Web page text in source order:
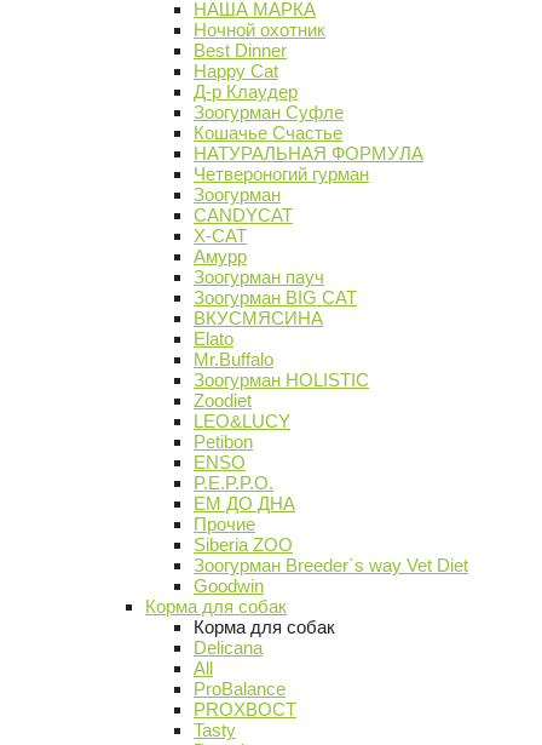
НАША МАРКА
Ночной охотник
Best Dinner
Happy Cat
Д-р Клаудер
Зоогурман Суфле
Кошачье Счастье
НАТУРАЛЬНАЯ ФОРМУЛА
Четвероногий гурман
Зоогурман
CANDYCAT
X-CAT
Амурр
Зоогурман пауч
Зоогурман BIG CAT
ВКУСМЯСИНА
Elato
Mr.Buffalo
Зоогурман HOLISTIC
Zoodiet
LEO&LUCY
Petibon
ENSO
P.E.P.P.O.
ЕМ ДО ДНА
Прочие
Siberia ZOO
Зоогурман Breeder`s way Vet Diet
Goodwin
Корма для собак
Корма для собак
Delicana
All
ProBalance
PROХВОСТ
Tasty